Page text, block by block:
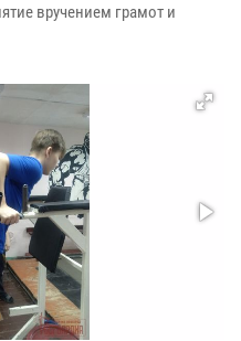
вручением грамот и